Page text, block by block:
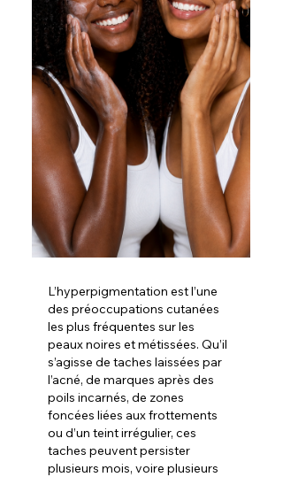
L’hyperpigmentation est l’une
des préoccupations cutanées
les plus fréquentes sur les
peaux noires et métissées. Qu’il
s’agisse de taches laissées par
l’acné, de marques après des
poils incarnés, de zones
foncées liées aux frottements
ou d’un teint irrégulier, ces
taches peuvent persister
plusieurs mois, voire plusieurs